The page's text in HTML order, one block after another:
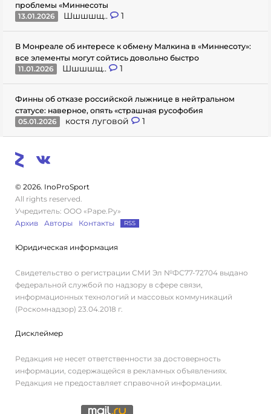
проблемы «Миннесоты
13.01.2026
Шшшшщ.. 1
В Монреале об интересе к обмену Малкина в «Миннесоту»:
все элементы могут сойтись довольно быстро
11.01.2026
Шшшшщ.. 1
Финны об отказе российской лыжнице в нейтральном
статусе: наверное, опять «страшная русофобия
05.01.2026
костя луговой 1
© 2026. InoProSport
All rights reserved.
Учредитель: ООО «Раре.Ру»
Архив
Авторы Контакты RSS
Юридическая информация
Свидетельство о регистрации СМИ Эл №ФС77-72704 выдано
федеральной службой по надзору в сфере связи,
информационных технологий и массовых коммуникаций
(Роскомнадзор) 23.04.2018 г.
Дисклеймер
Редакция не несет ответственности за достоверность
информации, содержащейся в рекламных объявлениях.
Редакция не предоставляет справочной информации.